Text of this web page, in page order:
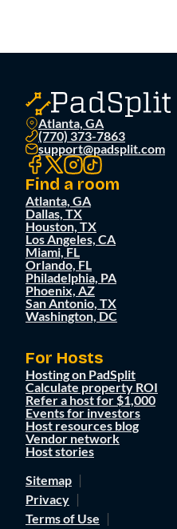
Atlanta, GA
(770) 373-7863
support@padsplit.com
Find a room
Atlanta, GA
Dallas, TX
Houston, TX
Los Angeles, CA
Miami, FL
Orlando, FL
Philadelphia, PA
Phoenix, AZ
San Antonio, TX
Washington, DC
For Hosts
Hosting on PadSplit
Calculate property ROI
Refer a host for $1,000
Events for investors
Host resources blog
Vendor network
Host stories
Sitemap
Privacy
Terms of Use